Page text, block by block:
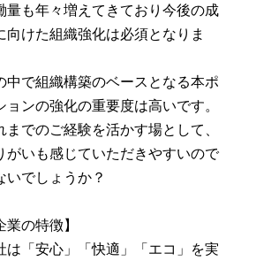
量も年々増えてきており今後の成
向けた組織強化は必須となりま
中で組織構築のベースとなる本ポ
ョンの強化の重要度は高いです。
までのご経験を活かす場として、
がいも感じていただきやすいので
いでしょうか？
業の特徴】
は「安心」「快適」「エコ」を実